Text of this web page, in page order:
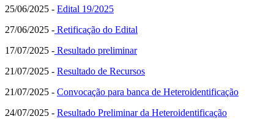
25/06/2025 - Edital 19/2025
27/06/2025 - Retificação do Edital
17/07/2025 - Resultado preliminar
21/07/2025 - Resultado de Recursos
21/07/2025 - Convocação para banca de Heteroidentificação
24/07/2025 - Resultado Preliminar da Heteroidentificação